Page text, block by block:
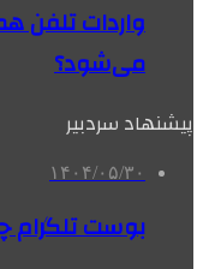
واردات تلفن
می‌شود؟
پیشنهاد سردبیر
۱۴۰۴/۰۵/۳۰
بوست تلگرام